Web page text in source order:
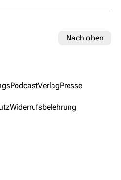
Nach oben
PodcastVerlagPresse
Widerrufsbelehrung